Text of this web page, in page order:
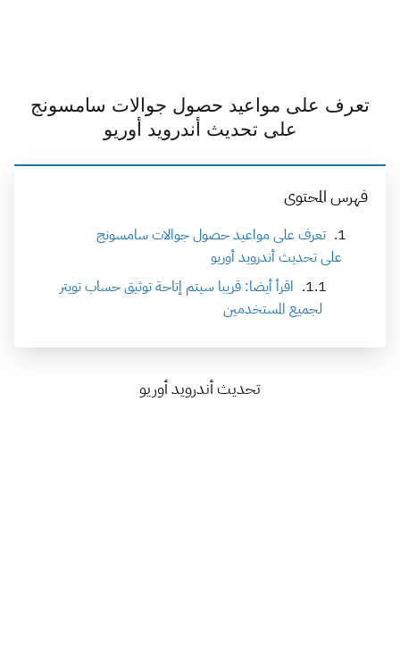
تعرف على مواعيد حصول جوالات سامسونج
على تحديث أندرويد أوريو
فهرس المحتوى
تعرف على مواعيد حصول جوالات سامسونج
على تحديث أندرويد أوريو
اقرأ أيضا: قريبا سيتم إتاحة توثيق حساب تويتر
لجميع المستخدمين
تحديث أندرويد أوريو